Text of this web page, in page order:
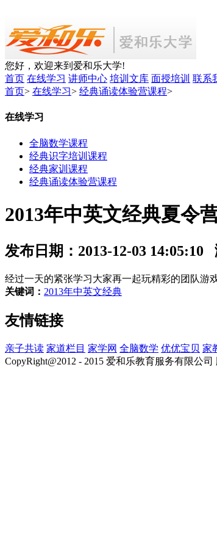
您好，欢迎来到爱和乐大学!
首页 在线学习 讲师中心 培训文库 面授培训 联系
首页> 在线学习> 经典诵读体验营课程>
在线学习
全脑数学课程
经典识字培训课程
经典家训课程
经典诵读体验营课程
2013年中英文经典夏令
发布日期：2013-12-03 14:05:10
经过一天的紧张学习大家再一起玩精彩的团队游
关键词： 2013年中英文经典
友情链接
亲子共读 家道栏目 家学网 全脑数学 优优宝贝 家
CopyRight@2012 - 2015 爱和乐教育服务有限公司